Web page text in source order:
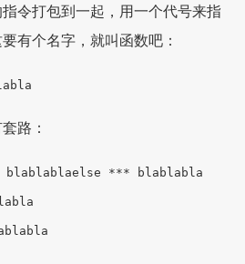
令打包到一起，用一个代号来指
有个名字，就叫函数吧：
路：
blablablaelse *** blablabla